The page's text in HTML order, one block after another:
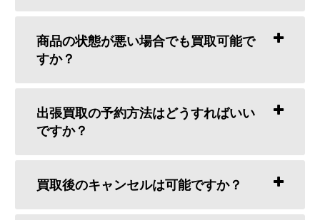
商品の状態が悪い場合でも買取可能で
すか？
出張買取の予約方法はどうすればいい
ですか？
買取後のキャンセルは可能ですか？